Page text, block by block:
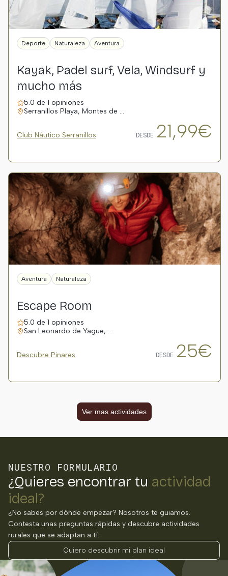
Deporte Naturaleza Aventura
Kayak, Padel surf, Vela, Windsurf y
mucho más
5.0 de 1 opiniones
Serranillos Playa, Montes de …
Club Náutico Serranillos DESDE 21,99€
Aventura Naturaleza
Escape Room
5.0 de 1 opiniones
San Leonardo de Yagüe, …
Descubre Pinares DESDE 25€
Ver mas actividades
NUESTRO FORMULARIO
¿Quieres encontrar tu actividad
ideal?
¿No sabes por dónde empezar? Nosotros te guiamos.
Contesta unas preguntas rápidas y descubre actividades
rurales que se adaptan a tí.
Quiero descubrir mi plan ideal